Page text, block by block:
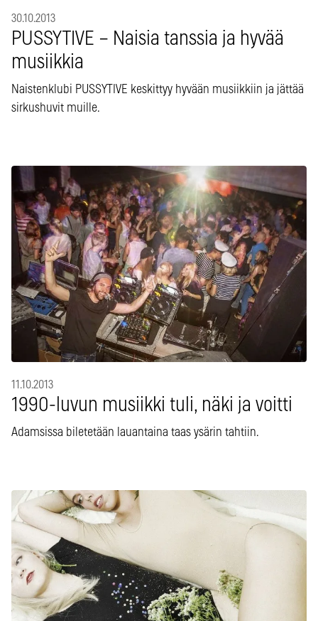
30.10.2013
PUSSYTIVE – Naisia tanssia ja hyvää
musiikkia
Naistenklubi PUSSYTIVE keskittyy hyvään musiikkiin ja jättää
sirkushuvit muille.
11.10.2013
1990-luvun musiikki tuli, näki ja voitti
Adamsissa biletetään lauantaina taas ysärin tahtiin.